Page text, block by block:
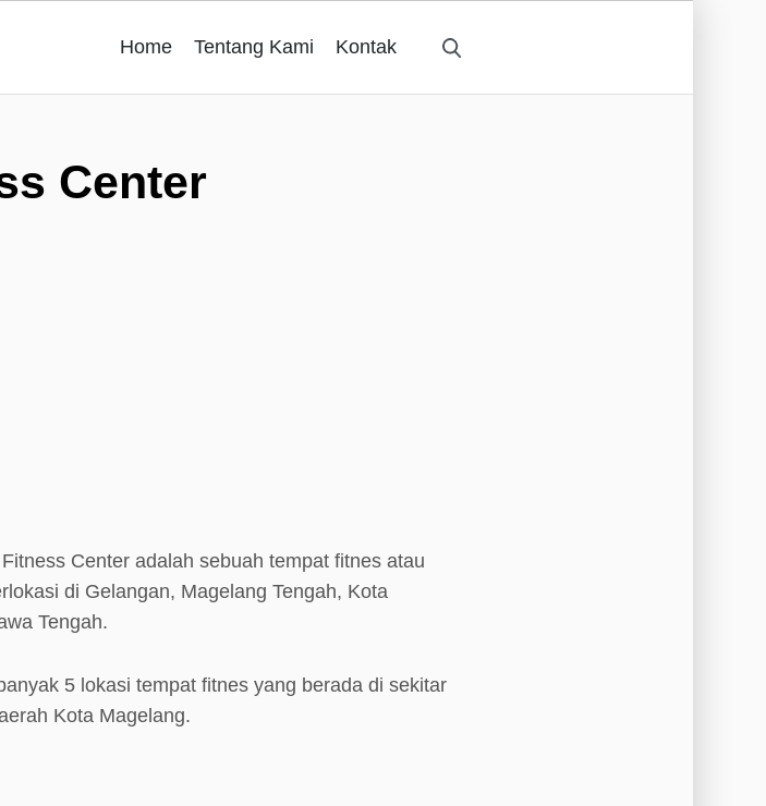
Home Tentang Kami Kontak
Center
Center adalah sebuah tempat fitnes atau
di Gelangan, Magelang Tengah, Kota
Tengah.
5 lokasi tempat fitnes yang berada di sekitar
Kota Magelang.